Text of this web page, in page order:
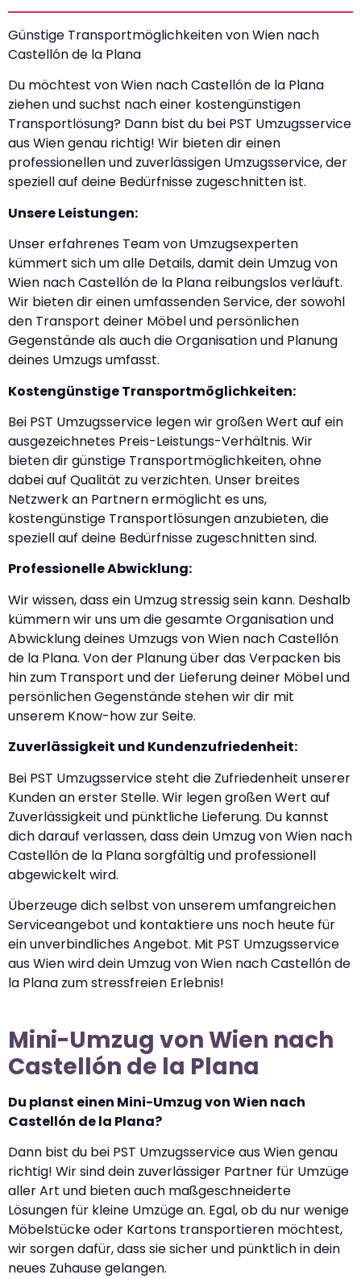
Günstige Transportmöglichkeiten von Wien nach
Castellón de la Plana
Du möchtest von Wien nach Castellón de la Plana
ziehen und suchst nach einer kostengünstigen
Transportlösung? Dann bist du bei PST Umzugsservice
aus Wien genau richtig! Wir bieten dir einen
professionellen und zuverlässigen Umzugsservice, der
speziell auf deine Bedürfnisse zugeschnitten ist.
Unsere Leistungen:
Unser erfahrenes Team von Umzugsexperten
kümmert sich um alle Details, damit dein Umzug von
Wien nach Castellón de la Plana reibungslos verläuft.
Wir bieten dir einen umfassenden Service, der sowohl
den Transport deiner Möbel und persönlichen
Gegenstände als auch die Organisation und Planung
deines Umzugs umfasst.
Kostengünstige Transportmöglichkeiten:
Bei PST Umzugsservice legen wir großen Wert auf ein
ausgezeichnetes Preis-Leistungs-Verhältnis. Wir
bieten dir günstige Transportmöglichkeiten, ohne
dabei auf Qualität zu verzichten. Unser breites
Netzwerk an Partnern ermöglicht es uns,
kostengünstige Transportlösungen anzubieten, die
speziell auf deine Bedürfnisse zugeschnitten sind.
Professionelle Abwicklung:
Wir wissen, dass ein Umzug stressig sein kann. Deshalb
kümmern wir uns um die gesamte Organisation und
Abwicklung deines Umzugs von Wien nach Castellón
de la Plana. Von der Planung über das Verpacken bis
hin zum Transport und der Lieferung deiner Möbel und
persönlichen Gegenstände stehen wir dir mit
unserem Know-how zur Seite.
Zuverlässigkeit und Kundenzufriedenheit:
Bei PST Umzugsservice steht die Zufriedenheit unserer
Kunden an erster Stelle. Wir legen großen Wert auf
Zuverlässigkeit und pünktliche Lieferung. Du kannst
dich darauf verlassen, dass dein Umzug von Wien nach
Castellón de la Plana sorgfältig und professionell
abgewickelt wird.
Überzeuge dich selbst von unserem umfangreichen
Serviceangebot und kontaktiere uns noch heute für
ein unverbindliches Angebot. Mit PST Umzugsservice
aus Wien wird dein Umzug von Wien nach Castellón de
la Plana zum stressfreien Erlebnis!
Mini-Umzug von Wien nach
Castellón de la Plana
Du planst einen Mini-Umzug von Wien nach
Castellón de la Plana?
Dann bist du bei PST Umzugsservice aus Wien genau
richtig! Wir sind dein zuverlässiger Partner für Umzüge
aller Art und bieten auch maßgeschneiderte
Lösungen für kleine Umzüge an. Egal, ob du nur wenige
Möbelstücke oder Kartons transportieren möchtest,
wir sorgen dafür, dass sie sicher und pünktlich in dein
neues Zuhause gelangen.